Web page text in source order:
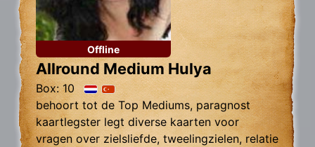
Offline
Allround Medium Hulya
Box: 10
behoort tot de Top Mediums, paragnost
kaartlegster legt diverse kaarten voor
vragen over zielsliefde, tweelingzielen, relatie